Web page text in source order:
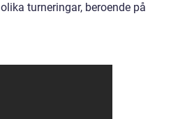
turneringar, beroende på